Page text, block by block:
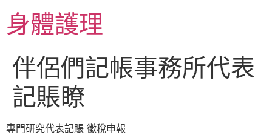
主身體護理
伴侶們記帳事務所代表
記賬瞭
專門研究代表記賬 徵稅申報